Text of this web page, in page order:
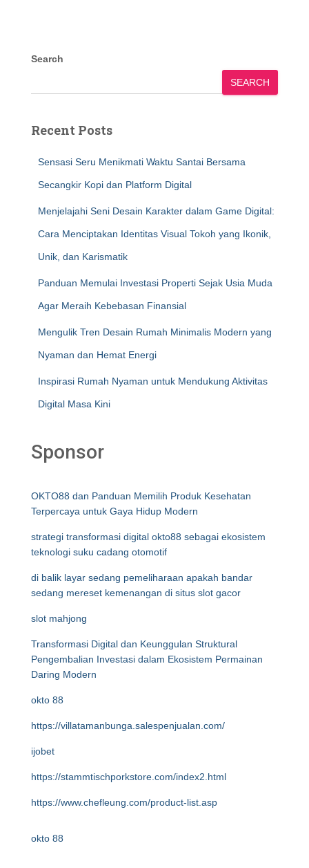
Search
SEARCH
Recent Posts
Sensasi Seru Menikmati Waktu Santai Bersama
Secangkir Kopi dan Platform Digital
Menjelajahi Seni Desain Karakter dalam Game Digital:
Cara Menciptakan Identitas Visual Tokoh yang Ikonik,
Unik, dan Karismatik
Panduan Memulai Investasi Properti Sejak Usia Muda
Agar Meraih Kebebasan Finansial
Mengulik Tren Desain Rumah Minimalis Modern yang
Nyaman dan Hemat Energi
Inspirasi Rumah Nyaman untuk Mendukung Aktivitas
Digital Masa Kini
Sponsor
OKTO88 dan Panduan Memilih Produk Kesehatan
Terpercaya untuk Gaya Hidup Modern
strategi transformasi digital okto88 sebagai ekosistem
teknologi suku cadang otomotif
di balik layar sedang pemeliharaan apakah bandar
sedang mereset kemenangan di situs slot gacor
slot mahjong
Transformasi Digital dan Keunggulan Struktural
Pengembalian Investasi dalam Ekosistem Permainan
Daring Modern
okto 88
https://villatamanbunga.salespenjualan.com/
ijobet
https://stammtischporkstore.com/index2.html
https://www.chefleung.com/product-list.asp
okto 88